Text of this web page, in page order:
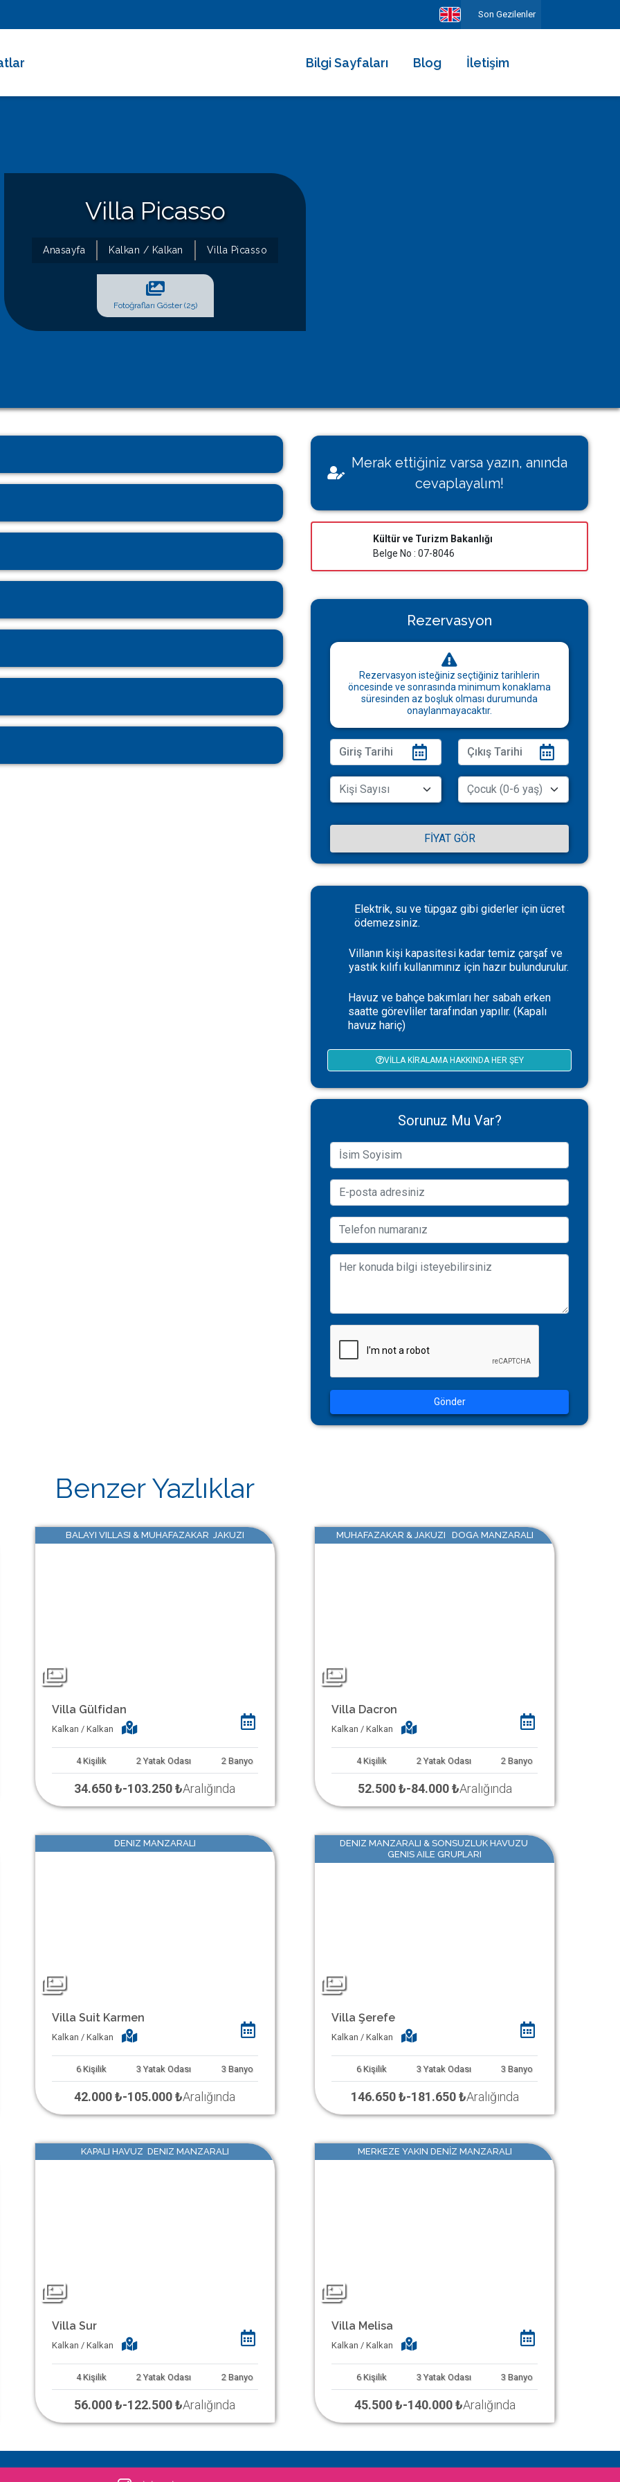
Son Gezilenler
Bilgi Sayfaları
Villamı Kiraya Vermek İstiyorum
Sağlığınız Bizim İçin Değerli
Konut İzin Belge Başvurusu
Bakanlık Belgeli Konutlar
Blog İletişim
Villa Picasso
Anasayfa Kalkan / Kalkan Villa Picasso
Fotoğrafları Göster (25)
Merak ettiğiniz varsa yazın, anında
cevaplayalım!
Kültür ve Turizm Bakanlığı
Belge No : 07-8046
Rezervasyon
Rezervasyon isteğiniz seçtiğiniz tarihlerin
öncesinde ve sonrasında minimum konaklama
süresinden az boşluk olması durumunda
onaylanmayacaktır.
FIYAT GÖR
Elektrik, su ve tüpgaz gibi giderler için ücret
ödemezsiniz.
Villanın kişi kapasitesi kadar temiz çarşaf ve
yastık kılıfı kullanımınız için hazır bulundurulur.
Havuz ve bahçe bakımları her sabah erken
saatte görevliler tarafından yapılır. (Kapalı
havuz hariç)
VILLA KIRALAMA HAKKINDA HER ŞEY
Sorunuz Mu Var?
Gönder
Benzer Yazlıklar
BALAYI VILLASI & MUHAFAZAKAR JAKUZI
Villa Gülfidan
Kalkan / Kalkan
4 Kişilik 2 Yatak Odası 2 Banyo
34.650 ₺-103.250 ₺Aralığında
MUHAFAZAKAR & JAKUZI DOGA MANZARALI
Villa Dacron
Kalkan / Kalkan
4 Kişilik 2 Yatak Odası 2 Banyo
52.500 ₺-84.000 ₺Aralığında
DENIZ MANZARALI
Villa Suit Karmen
Kalkan / Kalkan
6 Kişilik 3 Yatak Odası 3 Banyo
42.000 ₺-105.000 ₺Aralığında
DENIZ MANZARALI & SONSUZLUK HAVUZU
GENIS AILE GRUPLARI
Villa Şerefe
Kalkan / Kalkan
6 Kişilik 3 Yatak Odası 3 Banyo
146.650 ₺-181.650 ₺Aralığında
KAPALI HAVUZ DENIZ MANZARALI
Villa Sur
Kalkan / Kalkan
4 Kişilik 2 Yatak Odası 2 Banyo
56.000 ₺-122.500 ₺Aralığında
MERKEZE YAKIN DENIZ MANZARALI
Villa Melisa
Kalkan / Kalkan
6 Kişilik 3 Yatak Odası 3 Banyo
45.500 ₺-140.000 ₺Aralığında